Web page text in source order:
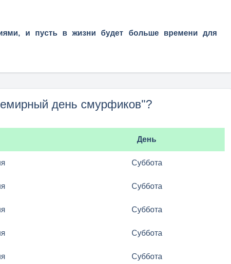
и пусть в жизни будет больше времени для
день смурфиков"?
День
Суббота
Суббота
Суббота
Суббота
Суббота